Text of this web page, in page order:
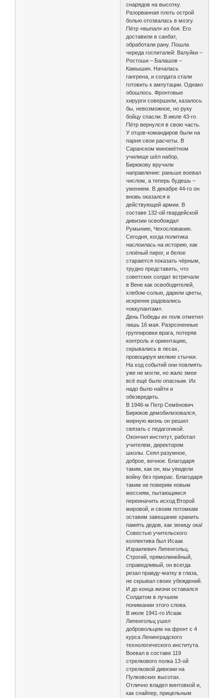
снарядов на высотку.
Разорванная плоть острой
болью отозвалась в мозгу.
Пётр «выпал» из боя. Его
доставили в санбат,
обработали рану. Пошла
череда госпиталей: Валуйки –
Ростоши – Балашов –
Камышин. Началась
гангрена, и солдата стали
готовить к ампутации. Однако
обошлось. Фронтовые
хирурги совершили, казалось
бы, невозможное, но руку
бойцу спасли. В июле 43-го
Пётр вернулся в свою часть.
У отцов-командиров были на
парня свои расчеты. В
Саранском миномётном
училище шёл набор,
Бирюкову вручили
направление: раньше воевал
числом, а теперь будешь –
умением. В декабре 44-го он
вновь оказался в
действующей армии. В
составе 132-ой гвардейской
дивизии освобождал
Румынию, Чехословакию.
Сегодня, когда политика
наслоилась на историю, как
слоёный пирог, и белое
стараются показать чёрным,
трудно представить, что
советских солдат встречали
в Вене как освободителей,
хлебом-солью, дарили цветы,
искренне радовались
«оккупантам».
День Победы их полк отметил
лишь 16 мая. Разрозненные
группировки врага, потеряв
контроль и ориентацию,
скрывались в лесах,
провоцируя мелкие стычки.
На ход событий они повлиять
уже не могли, но жало змеи
всё ещё было опасным. Их
надо было найти и
обезвредить.
В 1946-м Петр Семёнович
Бирюков демобилизовался,
мирную жизнь он решил
связать с педагогикой.
Окончил институт, работал
учителем, директором
школы. Сеял разумное,
доброе, вечное. Благодаря
таким, как он, мы увидели
войну без прикрас. Благодаря
таким не поверим новым
мессиям, пытающимся
переиначить исход Второй
мировой, и своим потомкам
оставим завещание хранить
память дедов, как зеницу ока!
Совестью учительского
коллектива был Исаак
Израилевич Липенгольц.
Строгий, прямолинейный,
справедливый, он всегда
резал правду-матку в глаза,
не скрывал своих убеждений.
И до конца жизни оставался
Солдатом в лучшем
понимании этого слова.
В июле 1941-го Исаак
Липенгольц ушел
добровольцем на фронт с 4
курса Ленинградского
технологического института.
Воевал в составе 119
стрелкового полка 13-ой
стрелковой дивизии на
Пулковских высотах.
Отлично владел винтовкой и,
как снайпер, прицельным